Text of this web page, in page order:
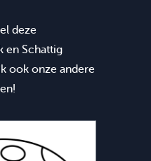
deze
en Schattig
ook onze andere